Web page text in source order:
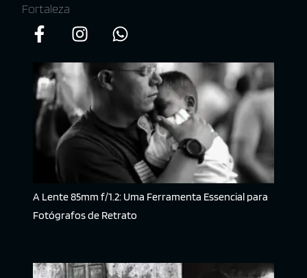
Fortaleza
A Lente 85mm f/1.2: Uma Ferramenta Essencial para
Fotógrafos de Retrato